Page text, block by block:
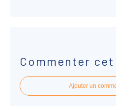
Commenter
Ajouter un